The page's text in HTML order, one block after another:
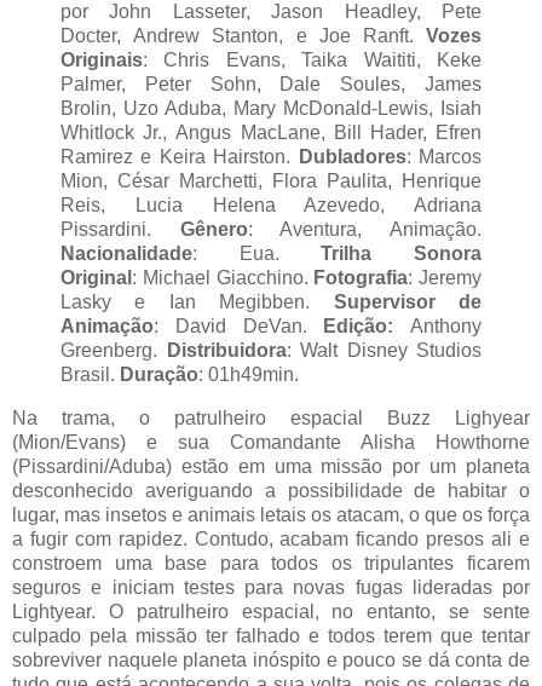
por John Lasseter, Jason Headley, Pete
Docter, Andrew Stanton, e Joe Ranft. Vozes
Originais: Chris Evans, Taika Waititi, Keke
Palmer, Peter Sohn, Dale Soules, James
Brolin, Uzo Aduba, Mary McDonald-Lewis, Isiah
Whitlock Jr., Angus MacLane, Bill Hader, Efren
Ramirez e Keira Hairston.
Dubladores: Marcos
Mion, César Marchetti, Flora Paulita, Henrique
Reis, Lucia Helena Azevedo, Adriana
Pissardini. Gênero: Aventura, Animação.
Nacionalidade: Eua.Trilha Sonora
Original : Michael Giacchino. Fotografia: Jeremy
Lasky e Ian Megibben. Supervisor de
Animação: David DeVan. Edição: Anthony
Greenberg.
Distribuidora: Walt Disney Studios
Brasil. Duração: 01h49min.
Na trama, o patrulheiro espacial Buzz Lighyear
(Mion/Evans) e sua Comandante Alisha Howthorne
(Pissardini/Aduba) estão em uma missão por um planeta
desconhecido averiguando a possibilidade de habitar o
lugar, mas insetos e animais letais os atacam, o que os força
a fugir com rapidez. Contudo, acabam ficando presos ali e
constroem uma base para todos os tripulantes ficarem
seguros e iniciam testes para novas fugas lideradas por
Lightyear. O patrulheiro espacial, no entanto, se sente
culpado pela missão ter falhado e todos terem que tentar
sobreviver naquele planeta inóspito e pouco se dá conta de